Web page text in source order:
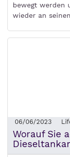
bewegt werden
wieder an
06/06/2023
Worauf Sie